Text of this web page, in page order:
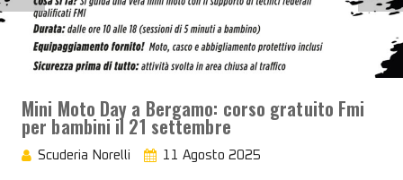
Mini Moto Day a Bergamo: corso gratuito Fmi
per bambini il 21 settembre
Scuderia Norelli 11 Agosto 2025